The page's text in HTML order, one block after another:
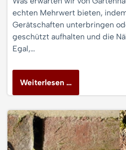
echten Mehrwert bieten,
Gerätschaften unterbringen
geschützt aufhalten und die
Egal,…
Weiterlesen …